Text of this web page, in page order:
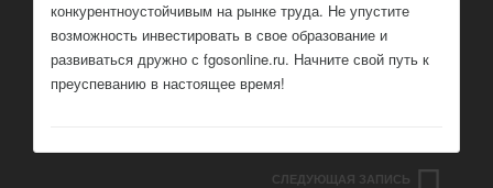
конкурентноустойчивым на рынке труда. Не упустите
возможность инвестировать в свое образование и
развиваться дружно с fgosonline.ru. Начните свой путь к
преуспеванию в настоящее время!
СЛЕДУЮЩАЯ ЗАПИСЬ